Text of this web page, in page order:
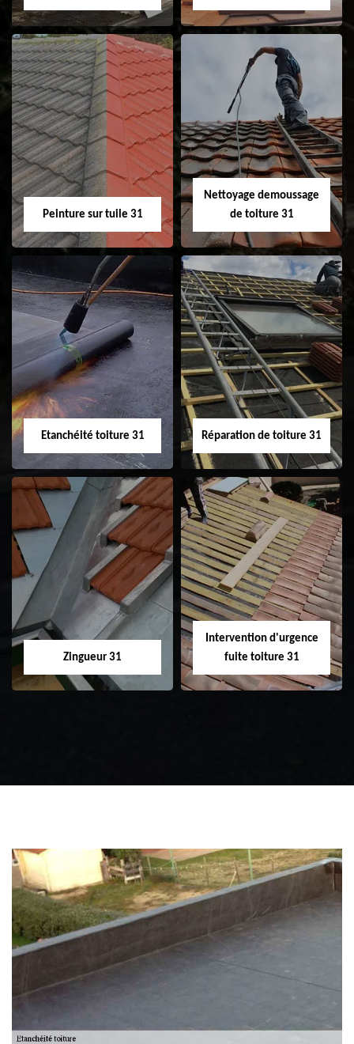
Nettoyage et
ravalement de
façade 31
Isolation toiture 31
Peinture sur tuile 31
Peinture sur tuile
31
Nettoyage demoussage
de toiture 31
Nettoyage
demoussage de
toiture 31
Etanchéité toiture 31
Etanchéité toiture
31
Réparation de toiture 31
Réparation de
toiture 31
Zingueur 31
Intervention d'urgence
fuite toiture 31